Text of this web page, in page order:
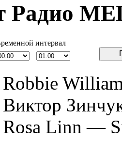
Радио
интервал
Robbie
Виктор
Rosa Linn —